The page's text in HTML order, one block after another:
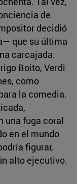
de
decidió
que su última
carcajada.
Boito, Verdi
como
la comedia.
una fuga coral
en el mundo
figurar,
alto ejecutivo.